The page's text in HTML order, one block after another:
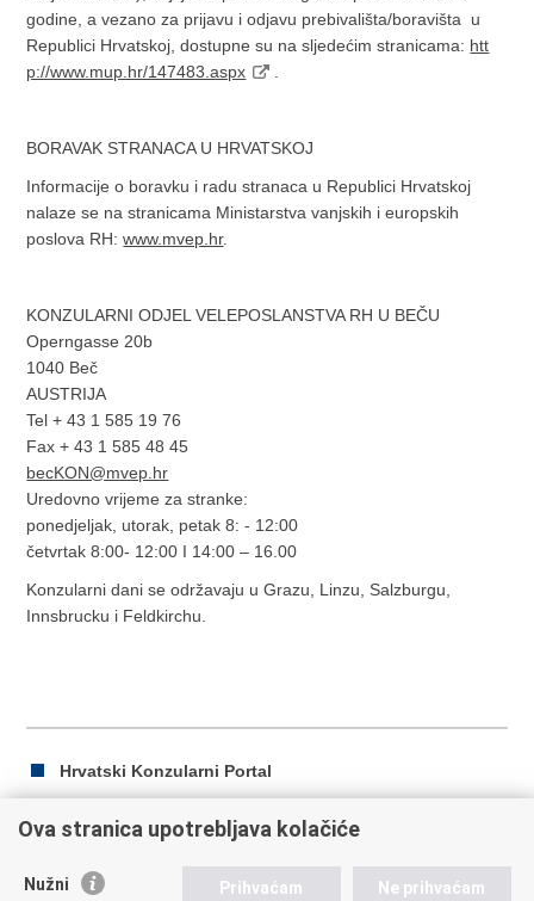
godine, a vezano za prijavu i odjavu prebivališta/boravišta u
Republici Hrvatskoj, dostupne su na sljedećim stranicama: htt
p://www.mup.hr/147483.aspx
BORAVAK STRANACA U HRVATSKOJ
Informacije o boravku i radu stranaca u Republici Hrvatskoj
nalaze se na stranicama Ministarstva vanjskih i europskih
poslova RH:www.mvep.hr.
KONZULARNI ODJEL VELEPOSLANSTVA RH U BEČU
Operngasse 20b
1040 Beč
AUSTRIJA
Tel + 43 1 585 19 76
Fax + 43 1 585 48 45
becKON@mvep.hr
Uredovno vrijeme za stranke:
ponedjeljak, utorak, petak 8: - 12:00
četvrtak 8:00- 12:00 I 14:00 – 16.00
Konzularni dani se održavaju u Grazu, Linzu, Salzburgu,
Innsbrucku i Feldkirchu.
Hrvatski Konzularni Portal
Ispiši
Podijeli
Ova stranica upotrebljava kolačiće
Nužni Prihvaćam Ne prihvaćam